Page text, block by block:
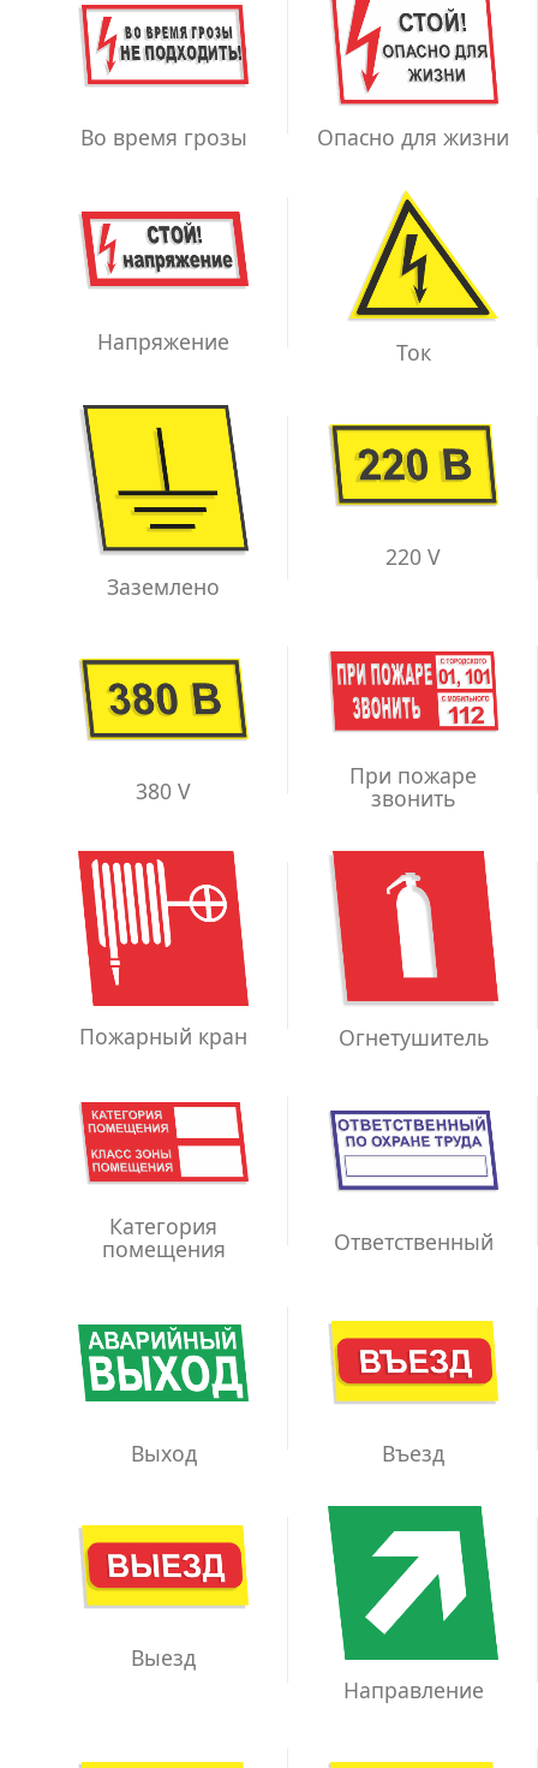
Во время грозы Опасно для жизни
Напряжение Ток
Заземлено
220 V
380 V
При пожаре
звонить
Пожарный кран Огнетушитель
Категория
помещения Ответственный
Выход Въезд
Выезд
Направление